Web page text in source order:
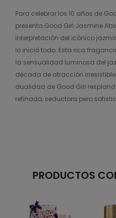
Para celebrar los 10 años de
presenta Good Girl Jasmine
interpretación del icónico
lo inició todo. Esta rica
la sensualidad luminosa del
década de atracción
dualidad de Good Girl
refinada, seductora pero
PRODUCTOS